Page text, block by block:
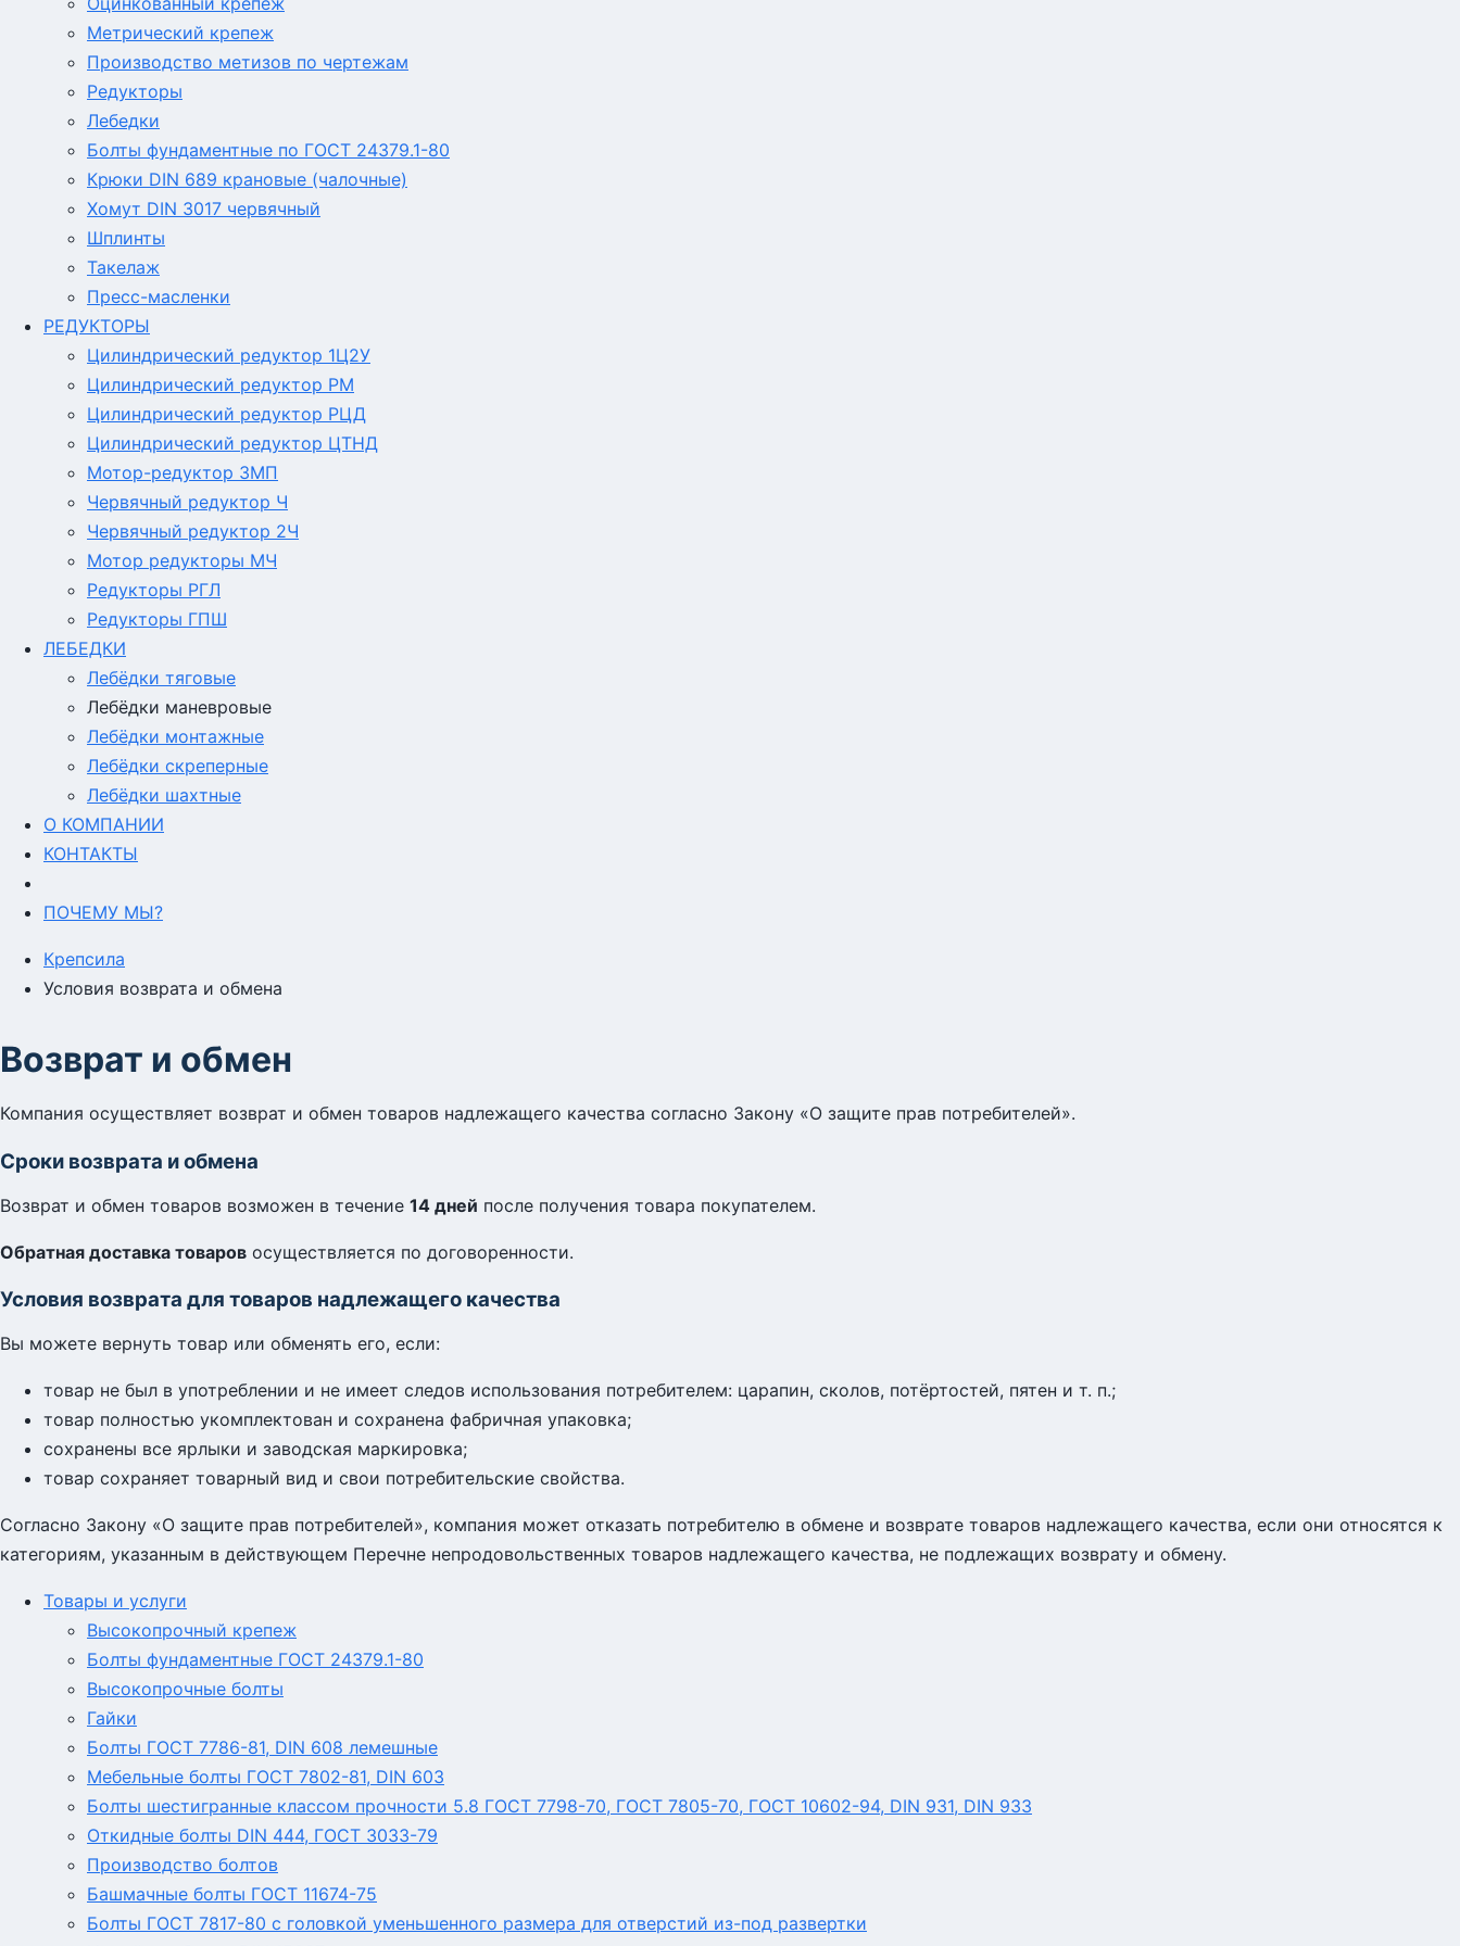
Метрический крепеж
Производство метизов по чертежам
Редукторы
Лебедки
Болты фундаментные по ГОСТ 24379.1-80
Крюки DIN 689 крановые (чалочные)
Хомут DIN 3017 червячный
Шплинты
Такелаж
Пресс-масленки
РЕДУКТОРЫ
Цилиндрический редуктор 1Ц2У
Цилиндрический редуктор РМ
Цилиндрический редуктор РЦД
Цилиндрический редуктор ЦТНД
Мотор-редуктор 3МП
Червячный редуктор Ч
Червячный редуктор 2Ч
Мотор редукторы МЧ
Редукторы РГЛ
Редукторы ГПШ
ЛЕБЕДКИ
Лебёдки тяговые
Лебёдки маневровые
Лебёдки монтажные
Лебёдки скреперные
Лебёдки шахтные
О КОМПАНИИ
КОНТАКТЫ
ПОЧЕМУ МЫ?
Крепсила
Условия возврата и обмена
Возврат и обмен
Компания осуществляет возврат и обмен товаров надлежащего качества согласно Закону «О защите прав потребителей».
Сроки возврата и обмена
Возврат и обмен товаров возможен в течение 14 дней после получения товара покупателем.
Обратная доставка товаров осуществляется по договоренности.
Условия возврата для товаров надлежащего качества
Вы можете вернуть товар или обменять его, если:
товар не был в употреблении и не имеет следов использования потребителем: царапин, сколов, потёртостей, пятен и т. п.;
товар полностью укомплектован и сохранена фабричная упаковка;
сохранены все ярлыки и заводская маркировка;
товар сохраняет товарный вид и свои потребительские свойства.
Согласно Закону «О защите прав потребителей», компания может отказать потребителю в обмене и возврате товаров надлежащего качества, если они относятся к
категориям, указанным в действующем Перечне непродовольственных товаров надлежащего качества, не подлежащих возврату и обмену.
Товары и услуги
Высокопрочный крепеж
Болты фундаментные ГОСТ 24379.1-80
Высокопрочные болты
Гайки
Болты ГОСТ 7786-81, DIN 608 лемешные
Мебельные болты ГОСТ 7802-81, DIN 603
Болты шестигранные классом прочности 5.8 ГОСТ 7798-70, ГОСТ 7805-70, ГОСТ 10602-94, DIN 931, DIN 933
Откидные болты DIN 444, ГОСТ 3033-79
Производство болтов
Башмачные болты ГОСТ 11674-75
Болты ГОСТ 7817-80 с головкой уменьшенного размера для отверстий из-под развертки